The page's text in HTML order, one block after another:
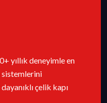
yıllık deneyimle en
sistemlerini
çelik kapı